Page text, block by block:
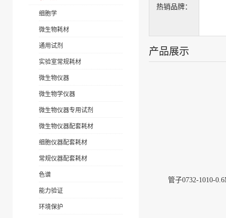
细胞学
微生物耗材
通用试剂
实验室常规耗材
微生物仪器
微生物学仪器
微生物仪器专用试剂
微生物仪器配套耗材
细胞仪器配套耗材
常规仪器配套耗材
色谱
能力验证
环境保护
热销品牌：
产品展示
管子0732-1010-